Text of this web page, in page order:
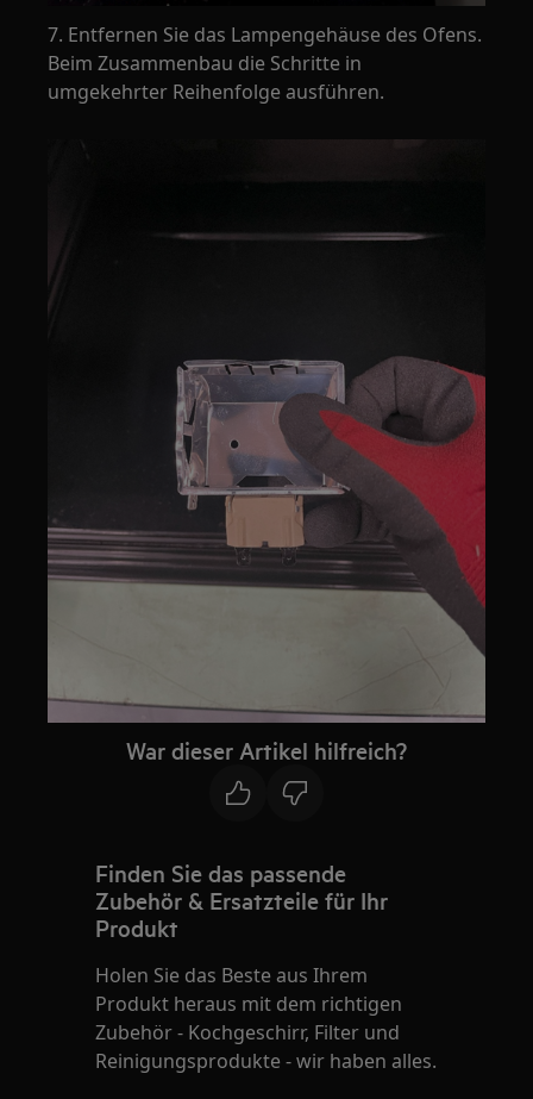
7. Entfernen Sie das Lampengehäuse des Ofens.
Beim Zusammenbau die Schritte in
umgekehrter Reihenfolge ausführen.
War dieser Artikel hilfreich?
Finden Sie das passende
Zubehör & Ersatzteile für Ihr
Produkt
Holen Sie das Beste aus Ihrem
Produkt heraus mit dem richtigen
Zubehör - Kochgeschirr, Filter und
Reinigungsprodukte - wir haben alles.